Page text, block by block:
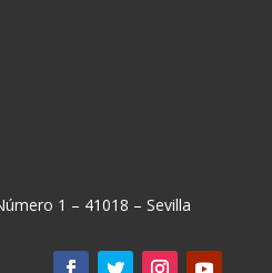
1 – 41018 – Sevilla